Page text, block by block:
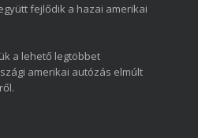
fejlődik a hazai amerikai
a lehető legtöbbet
amerikai autózás elmúlt